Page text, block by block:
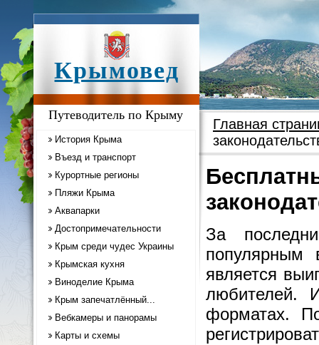
Крымовед
Путеводитель по Крыму
История Крыма
Въезд и транспорт
Курортные регионы
Пляжи Крыма
Аквапарки
Достопримечательности
Крым среди чудес Украины
Крымская кухня
Виноделие Крыма
Крым запечатлённый...
Вебкамеры и панорамы
Карты и схемы
Главная
За
популярным
является
любителей.
форматах.